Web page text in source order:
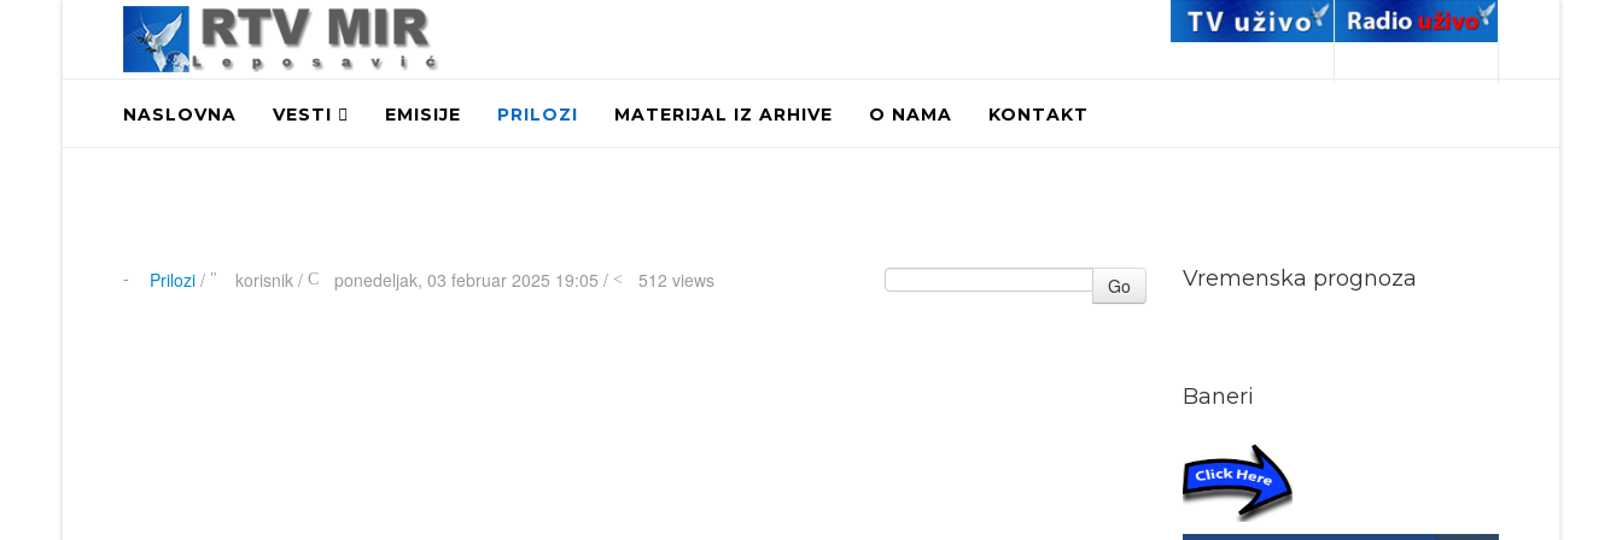
NASLOVNA VESTI EMISIJE PRILOZI MATERIJAL IZ ARHIVE O NAMA KONTAKT
Prilozi/ korisnik / ponedeljak, 03 februar 2025 19:05 / 512 views Go Vremenska prognoza
Baneri